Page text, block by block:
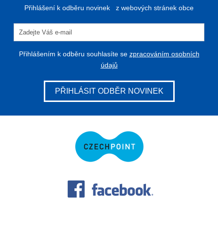
Přihlášení k odběru novinek z webových stránek obce
Přihlášením k odběru souhlasíte se zpracováním osobních
údajů
PŘIHLÁSIT ODBĚR NOVINEK